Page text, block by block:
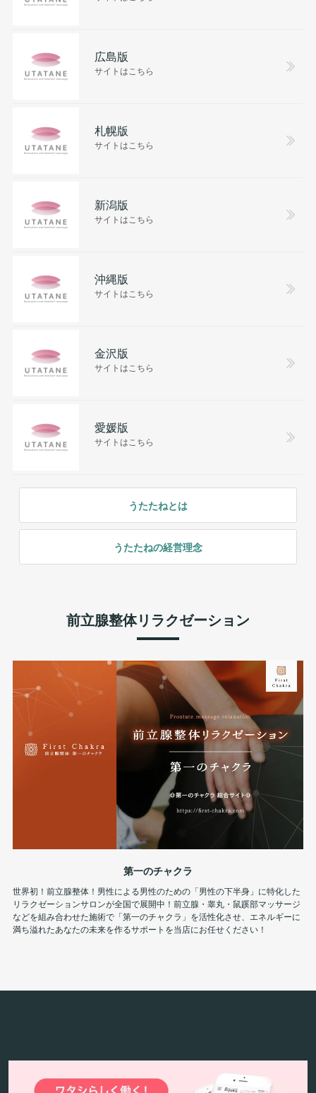
広島版
サイトはこちら
札幌版
サイトはこちら
新潟版
サイトはこちら
沖縄版
サイトはこちら
金沢版
サイトはこちら
愛媛版
サイトはこちら
うたたねとは
うたたねの経営理念
前立腺整体リラクゼーション
第一のチャクラ
世界初！前立腺整体！男性による男性のための「男性の下半身」に特化した
リラクゼーションサロンが全国で展開中！前立腺・睾丸・鼠蹊部マッサージ
などを組み合わせた施術で「第一のチャクラ」を活性化させ、エネルギーに
満ち溢れたあなたの未来を作るサポートを当店にお任せください！